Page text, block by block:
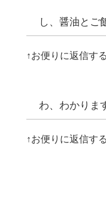
し、醤油とご
↑お便りに返信す
わ、わかりま
↑お便りに返信す